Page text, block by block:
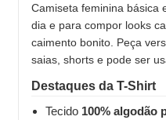
Camiseta feminina básica
dia e para compor looks
caimento bonito. Peça
saias, shorts e pode ser
Destaques da T-Shirt
Tecido 100% algodão